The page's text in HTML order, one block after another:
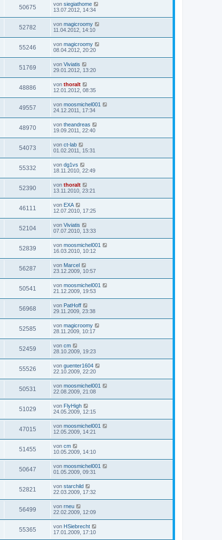
50675 von siegiathome
13.07.2012, 14:34
52782 von magicroomy
11.04.2012, 14:10
55246 von magicroomy
08.04.2012, 20:20
51769 von Viviatis
29.01.2012, 13:20
48886 von thoralt
12.01.2012, 08:35
49557 von moosmichel001
24.12.2011, 17:34
48970 von theandreas
19.09.2011, 22:40
54073 von ct-lab
01.02.2011, 15:31
55332 von dg1vs
18.11.2010, 22:49
52390 von thoralt
13.11.2010, 23:21
46111 von EXA
12.07.2010, 17:25
52104 von Viviatis
07.07.2010, 13:33
52839 von moosmichel001
16.03.2010, 10:12
56287 von Marcel
23.12.2009, 10:57
50541 von moosmichel001
21.12.2009, 19:53
56968 von PatHoff
29.11.2009, 23:38
52585 von magicroomy
28.11.2009, 10:17
52459 von cm
28.10.2009, 19:23
55526 von guenter1604
22.10.2009, 22:20
50531 von moosmichel001
22.08.2009, 21:08
51029 von FlyHigh
24.05.2009, 12:15
47015 von moosmichel001
12.05.2009, 14:21
51455 von cm
10.05.2009, 14:10
50647 von moosmichel001
01.05.2009, 09:31
52821 von starchild
22.03.2009, 17:32
56499 von rneu
22.02.2009, 12:09
55365 von HSiebrecht
17.01.2009, 17:10